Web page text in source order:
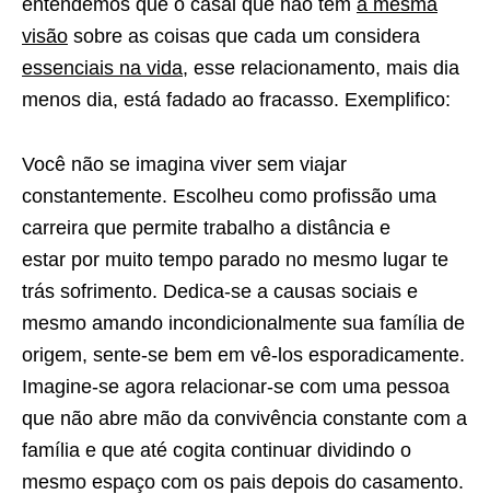
entendemos que o casal que não tem a mesma
visão sobre as coisas que cada um considera
essenciais na vida, esse relacionamento, mais dia
menos dia, está fadado ao fracasso. Exemplifico:
Você não se imagina viver sem viajar
constantemente. Escolheu como profissão uma
carreira que permite trabalho a distância e
estar por muito tempo parado no mesmo lugar te
trás sofrimento. Dedica-se a causas sociais e
mesmo amando incondicionalmente sua família de
origem, sente-se bem em vê-los esporadicamente.
Imagine-se agora relacionar-se com uma pessoa
que não abre mão da convivência constante com a
família e que até cogita continuar dividindo o
mesmo espaço com os pais depois do casamento.